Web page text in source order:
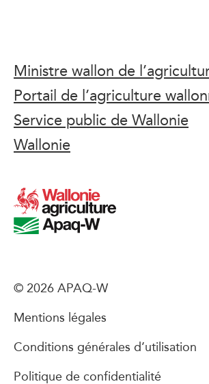
Ministre wallon de
Portail de l’agriculture
Service public de Wallonie
Wallonie
© 2026 APAQ-W
Mentions légales
Conditions générales d’utilisation
Politique de confidentialité